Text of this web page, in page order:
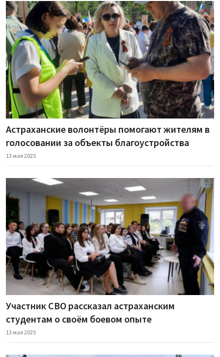
Астраханские волонтёры помогают жителям в
голосовании за объекты благоустройства
13 мая 2025
Участник СВО рассказал астраханским
студентам о своём боевом опыте
13 мая 2025